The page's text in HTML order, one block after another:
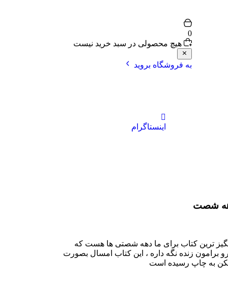
0
هیچ محصولی در سبد خرید نیست
به فروشگاه بروید
اینستاگرام
شصت
ترین کتاب برای ما دهه شصتی ها هست که
برامون زنده نگه داره ، این کتاب امسال بصورت
به چاپ رسیده است